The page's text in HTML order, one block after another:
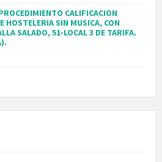
CALIFICACION
HOSTELERIA SIN MUSICA, CON
SALADO, 51-LOCAL 3 DE TARIFA.